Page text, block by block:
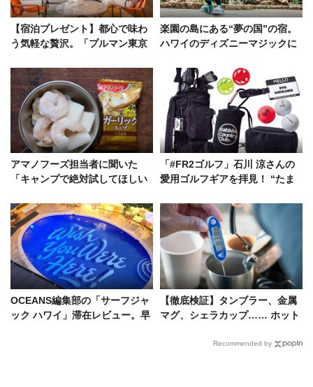
【宿泊プレゼント】都心で味わ
う気軽な贅沢。「プルマン東京
め”である理由
楽園の島にある“夢の国”の宿。
ハワイのディズニーマジックに
アマノフーズ担当者に聞いた
「キャンプで絶対試してほしい
「#FR2ゴルフ」石川 涼さんの
愛用ゴルフギアを拝見！ “たま
OCEANS編集部の「サーフジャ
ック ハワイ」滞在レビュー。早
【徹底検証】タンブラー、金属
マグ、シェラカップ…… ホット
Recommended by